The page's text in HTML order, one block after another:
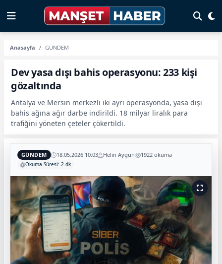
Anasayfa GÜNDEM
Dev yasa dışı bahis operasyonu: 233 kişi
gözaltında
Antalya ve Mersin merkezli iki ayrı operasyonda, yasa dışı
bahis ağına ağır darbe indirildi. 18 milyar liralık para
trafiğini yöneten çeteler çökertildi.
GÜNDEM 18.05.2026 10:03 Helin Aygün 1922 okuma
Okuma Süresi: 2 dk